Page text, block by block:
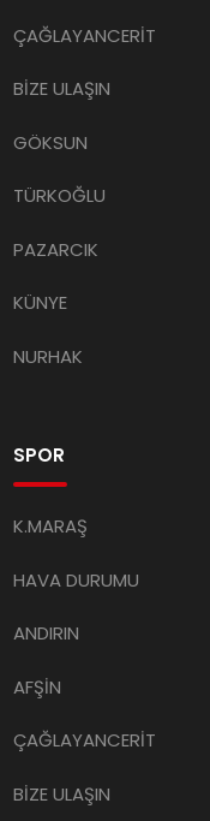
ÇAĞLAYANCERİT
BİZE ULAŞIN
GÖKSUN
TÜRKOĞLU
PAZARCIK
KÜNYE
NURHAK
SPOR
K.MARAŞ
HAVA DURUMU
ANDIRIN
AFŞİN
ÇAĞLAYANCERİT
BİZE ULAŞIN